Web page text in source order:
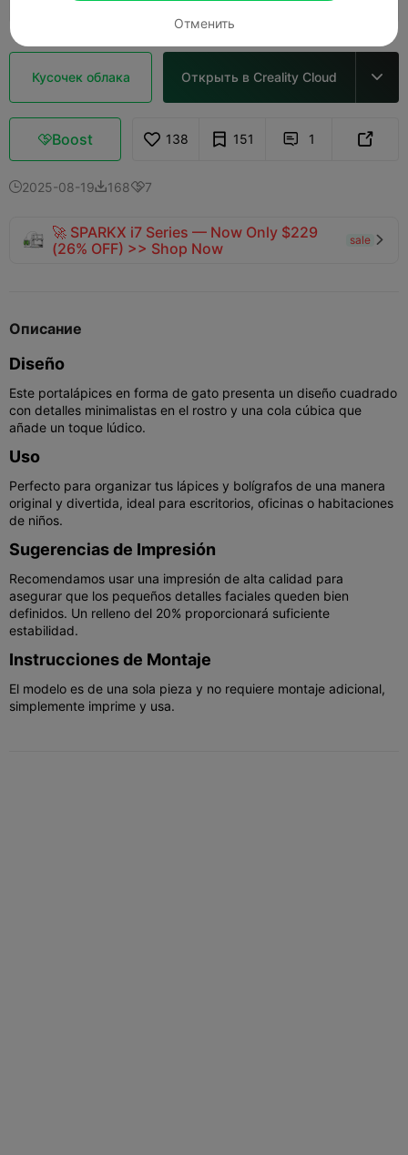
Кусочек облака Открыть в Creality Cloud 
Boost 138 151  1 
2025-08-191687
🚀 SPARKX i7 Series — Now Only $229
(26% OFF) >> Shop Now
sale 
Описание
Diseño
Este portalápices en forma de gato presenta un diseño cuadrado
con detalles minimalistas en el rostro y una cola cúbica que
añade un toque lúdico.
Uso
Perfecto para organizar tus lápices y bolígrafos de una manera
original y divertida, ideal para escritorios, oficinas o habitaciones
de niños.
Sugerencias de Impresión
Recomendamos usar una impresión de alta calidad para
asegurar que los pequeños detalles faciales queden bien
definidos. Un relleno del 20% proporcionará suficiente
estabilidad.
Instrucciones de Montaje
El modelo es de una sola pieza y no requiere montaje adicional,
simplemente imprime y usa.
Отменить